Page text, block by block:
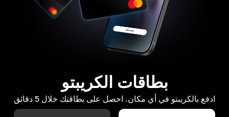
بطاقات الكريبتو
ادفع بالكريبتو في أي مكان. احصل على بطاقتك خلال 5 دقائق